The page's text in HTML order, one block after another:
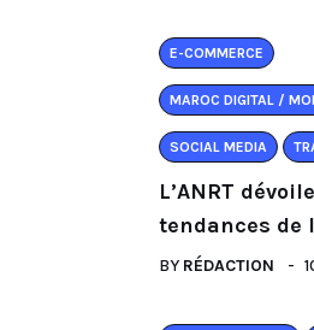
E-COMMERCE
MAROC DIGITAL /
SOCIAL MEDIA
L’ANRT
tendances de
BY RÉDACTION